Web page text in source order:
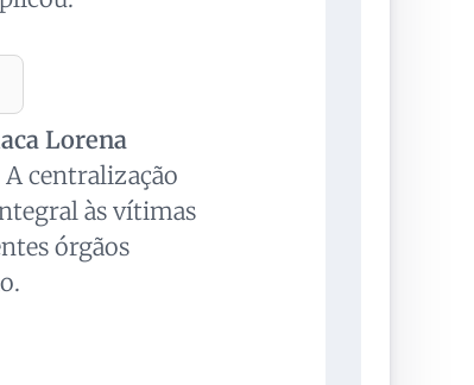
Lorena
centralização
às vítimas
órgãos